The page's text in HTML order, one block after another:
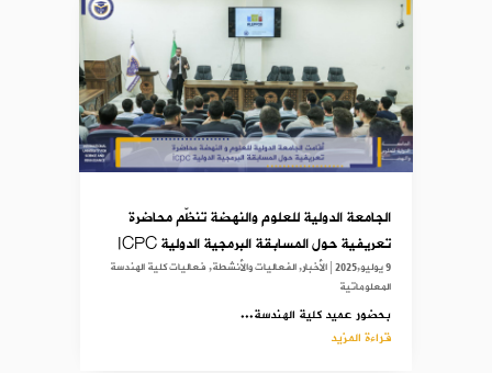
الجامعة الدولية للعلوم والنهضة تنظّم محاضرة
تعريفية حول المسابقة البرمجية الدولية ICPC
9 يوليو,2025 |الأخبار,الفعاليات والأنشطة,فعاليات كلية الهندسة
المعلوماتية
بحضور عميد كلية الهندسة...
قراءة المزيد